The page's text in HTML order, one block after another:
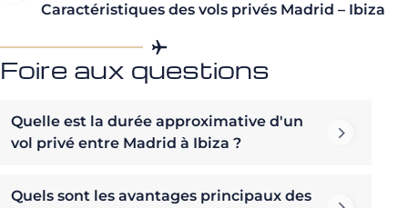
Caractéristiques des vols privés Madrid – Ibiza
Foire aux questions
Quelle est la durée approximative d'un
vol privé entre Madrid à Ibiza ?
Quels sont les avantages principaux des